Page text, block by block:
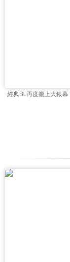
經典BL再度搬上大銀幕